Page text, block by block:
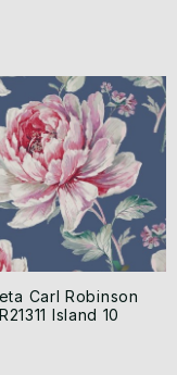
Carl Robinson
Island 10